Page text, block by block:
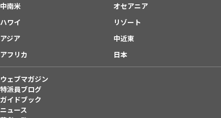
中南米
オセアニア
ハワイ
リゾート
アジア
中近東
アフリカ
日本
ウェブマガジン
特派員ブログ
ガイドブック
ニュース